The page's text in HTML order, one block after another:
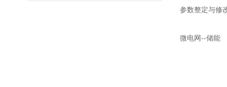
参数整定与修
微电网--储能